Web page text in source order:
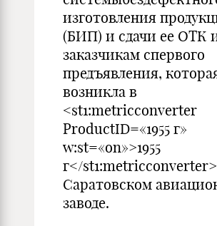
изготовления
(БИП) и сдачи ее ОТК
заказчикам спервого
предъявления,
возникла в
<st1:metricconverter
ProductID=«1955 г»
w:st=«on»>1955
г</
Саратовском
заводе.